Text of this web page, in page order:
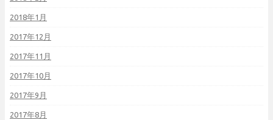
2018年1月
2017年12月
2017年11月
2017年10月
2017年9月
2017年8月